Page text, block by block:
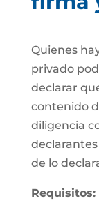
Quienes
privado
declarar
contenido
diligencia
de lo
Requisitos: